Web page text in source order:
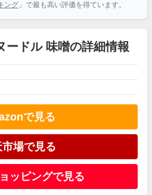
ング 」で最も高い評価を得ています。
ードル 味噌の詳細情報
で見る
場で見る
ッピングで見る